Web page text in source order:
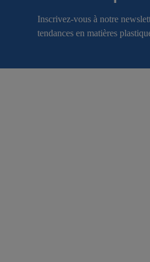
Inscrivez-vous à notre
tendances en matières